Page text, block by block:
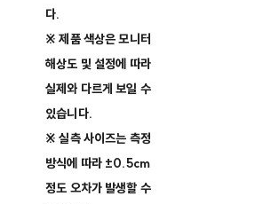
다.
※ 제품 색상은 모니터
해상도 및 설정에 따라
실제와 다르게 보일 수
있습니다.
※ 실측 사이즈는 측정
방식에 따라 ±0.5cm
정도 오차가 발생할 수